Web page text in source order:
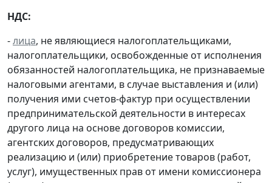
НДС:
-лица, не являющиеся налогоплательщиками,
налогоплательщики, освобожденные от исполнения
обязанностей налогоплательщика, не признаваемые
налоговыми агентами, в случае выставления и (или)
получения ими счетов-фактур при осуществлении
предпринимательской деятельности в интересах
другого лица на основе договоров комиссии,
агентских договоров, предусматривающих
реализацию и (или) приобретение товаров (работ,
услуг), имущественных прав от имени комиссионера